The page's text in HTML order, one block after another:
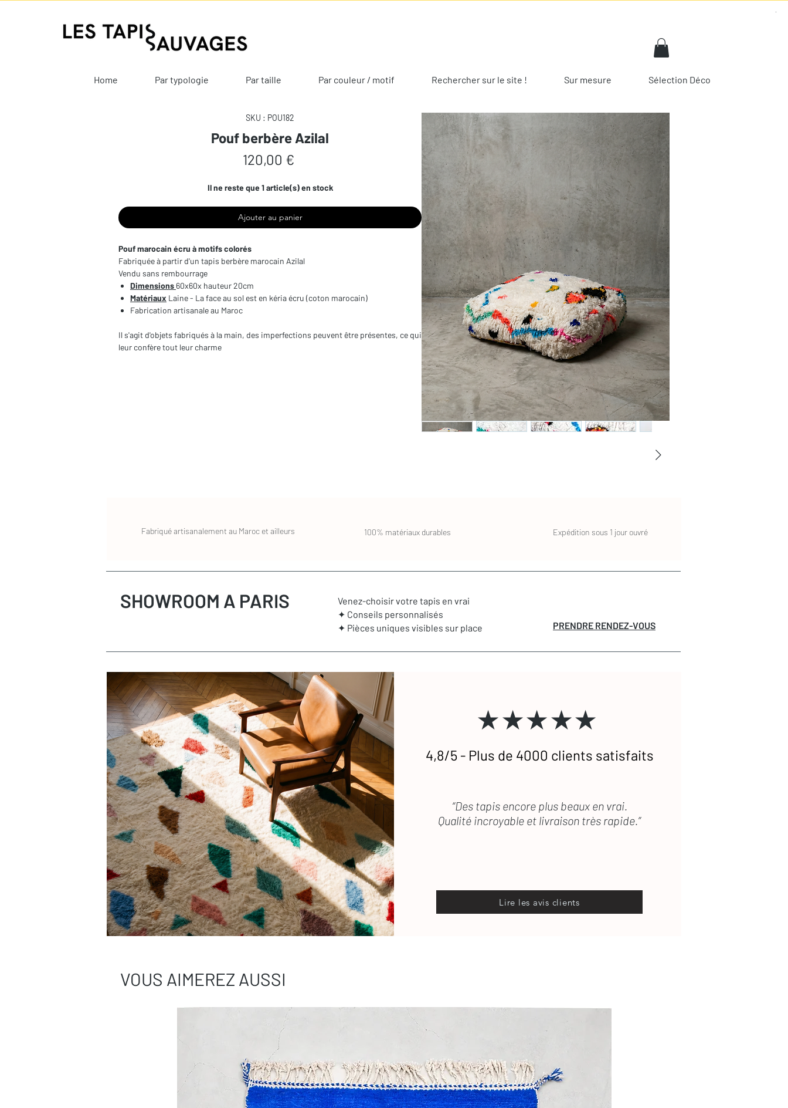
Home Par typologie Par taille Par couleur / motif Rechercher sur le site ! Sur mesure Sélection Déco
SKU : POU182
Pouf berbère Azilal
120,00 €
Il ne reste que 1 article(s) en stock
Ajouter au panier
Pouf marocain écru à motifs colorés
Fabriquée à partir d'un tapis berbère marocain Azilal
Vendu sans rembourrage
Dimensions 60x60x hauteur 20cm
Matériaux Laine - La face au sol est en kéria écru (coton marocain)
Fabrication artisanale au Maroc
Il s'agit d'objets fabriqués à la main, des imperfections peuvent être présentes, ce qui
leur confère tout leur charme
Fabriqué artisanalement au Maroc et ailleurs 100% matériaux durables Expédition sous 1 jour ouvré
SHOWROOM A PARIS
Venez-choisir votre tapis en vrai
✦ Conseils personnalisés
✦ Pièces uniques visibles sur place
PRENDRE RENDEZ-VOUS
★★★★★
4,8/5 - Plus de 4000 clients satisfaits
“Des tapis encore plus beaux en vrai.
Qualité incroyable et livraison très rapide.”
Lire les avis clients
VOUS AIMEREZ AUSSI